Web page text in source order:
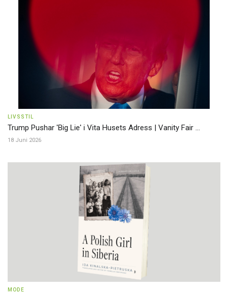
LIVSSTIL
Trump Pushar 'Big Lie' i Vita Husets Adress | Vanity Fair ...
18 Juni 2026
MODE